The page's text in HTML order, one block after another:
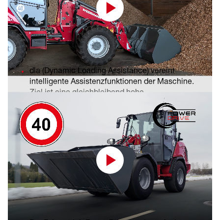
dla (Dynamic Loading Assistance):
Assistenzpaket Ladeanlage
dla (Dynamic Loading Assistance) vereint
intelligente Assistenzfunktionen der Maschine.
Ziel ist eine gleichbleibend hohe
Umschlagleistung bei gleichzeitig reduziertem
Verschleiß und spürbarer Entlastung im
Arbeitsalltag. Durch die automatisierte
Unterstützung zentraler Lade- und
Hubbewegungen werden Arbeitsprozesse
optimiert und Ergebnisse unabhängig vom
Fahrer vereinfacht.
Die Kombination der Features
Schaufelrückführautomatik, Rüttelfunktion, Tilt-
in-Assist, Tele Retract (nur Teleskopradlader) und
Hubhöhenbegrenzung ermöglicht eine präzise,
Mehr erfahren
Power Drive: bis zu 40 km/h
Fahrgeschwindigkeit